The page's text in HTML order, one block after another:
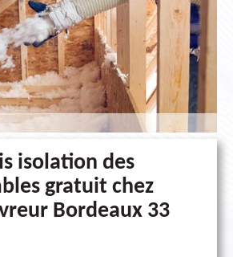
isolation des
gratuit chez
Bordeaux 33